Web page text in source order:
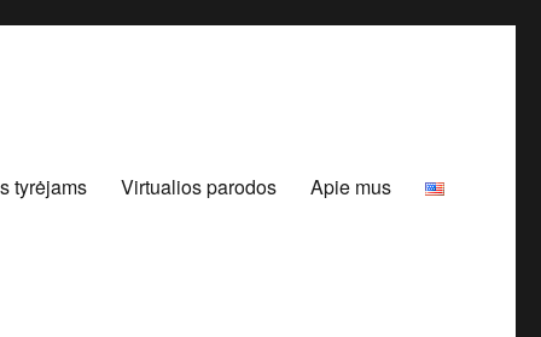
tyrėjams Virtualios parodos Apie mus